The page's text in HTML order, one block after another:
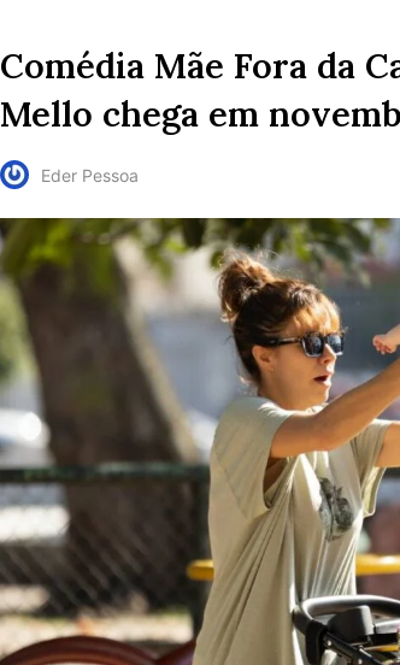
Comédia Mãe Fora da
Mello chega em
Eder Pessoa